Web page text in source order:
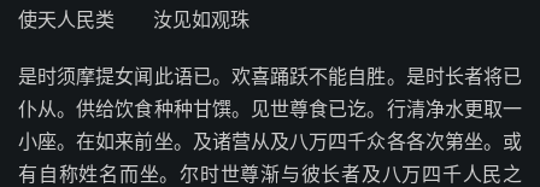
使天人民类 汝见如观珠
是时须摩提女闻此语已。欢喜踊跃不能自胜。是时长者将已
仆从。供给饮食种种甘馔。见世尊食已讫。行清净水更取一
小座。在如来前坐。及诸营从及八万四千众各各次第坐。或
有自称姓名而坐。尔时世尊渐与彼长者及八万四千人民之